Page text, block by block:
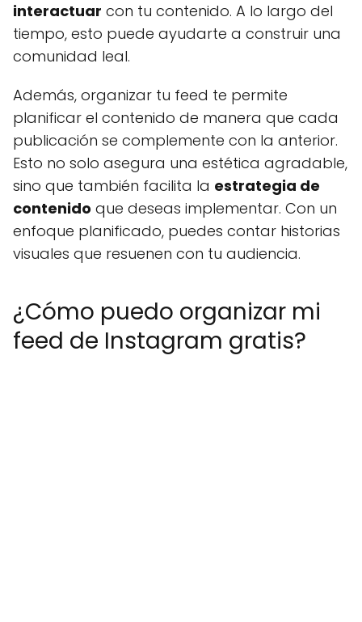
interactuar con tu contenido. A lo largo del
tiempo, esto puede ayudarte a construir una
comunidad leal.
Además, organizar tu feed te permite
planificar el contenido de manera que cada
publicación se complemente con la anterior.
Esto no solo asegura una estética agradable,
sino que también facilita la estrategia de
contenido que deseas implementar. Con un
enfoque planificado, puedes contar historias
visuales que resuenen con tu audiencia.
¿Cómo puedo organizar mi
feed de Instagram gratis?